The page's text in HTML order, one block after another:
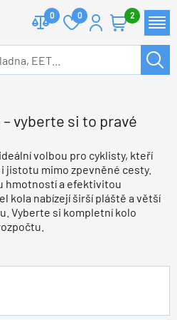
0 0 2
vyberte si to pravé
volbou pro cyklisty, kteří
jistotu mimo zpevněné cesty.
hmotností a efektivitou
kola nabízejí širší pláště a větší
Vyberte si kompletní kolo